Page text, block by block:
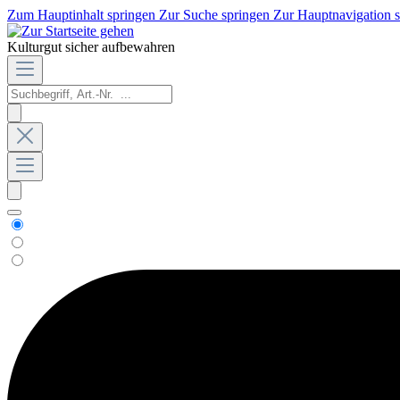
Zum Hauptinhalt springen Zur Suche springen Zur Hauptnavigation
Kulturgut sicher aufbewahren